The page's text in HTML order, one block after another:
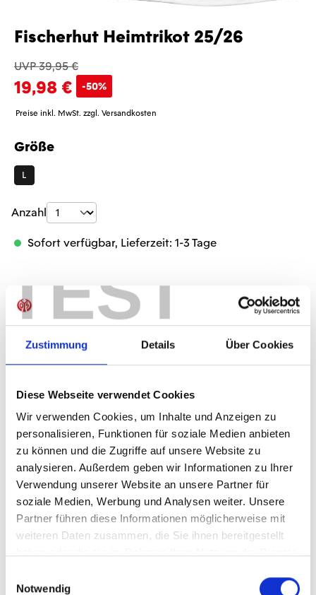
TEST
Zustimmung Details Über Cookies
Diese Webseite verwendet Cookies
Wir verwenden Cookies, um Inhalte und Anzeigen zu
personalisieren, Funktionen für soziale Medien anbieten
zu können und die Zugriffe auf unsere Website zu
analysieren. Außerdem geben wir Informationen zu Ihrer
Verwendung unserer Website an unsere Partner für
soziale Medien, Werbung und Analysen weiter. Unsere
Partner führen diese Informationen möglicherweise mit
weiteren Daten zusammen, die Sie ihnen bereitgestellt
Notwendig
Fischerhut Heimtrikot 25/26
UVP 39,95 €
19,98 € -50%
Preise inkl. MwSt. zzgl. Versandkosten
Größe
auswählen
L
Produkt Anzahl: Gib den gewünschten
Anzahl
Sofort verfügbar, Lieferzeit: 1-3 Tage
IN DEN WARENKORB
Produktdetails
ÄHNLICHE PRODUKTE
-50%
Fischerhut Auswärtstrikot 25/26
19,98 €39,95 €
-50%
Fischerhut
39,95 €